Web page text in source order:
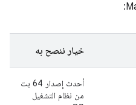
خيار ننصح به
أحدث إصدار 64 بت
من نظام التشغيل